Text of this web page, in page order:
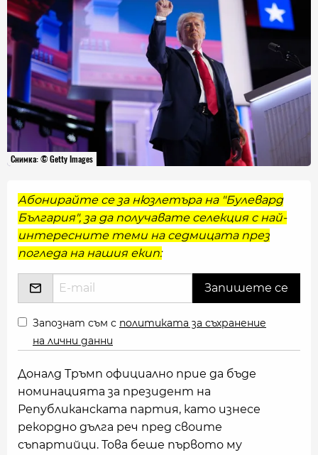
Снимка: © Getty Images
Абонирайте се за нюзлетъра на "Булевард
България", за да получавате селекция с най-
интересните теми на седмицата през
погледа на нашия екип:
Запознат съм с политиката за съхранение
на лични данни
Доналд Тръмп официално прие да бъде
номинацията за президент на
Републиканската партия, като изнесе
рекордно дълга реч пред своите
съпартийци. Това беше първото му